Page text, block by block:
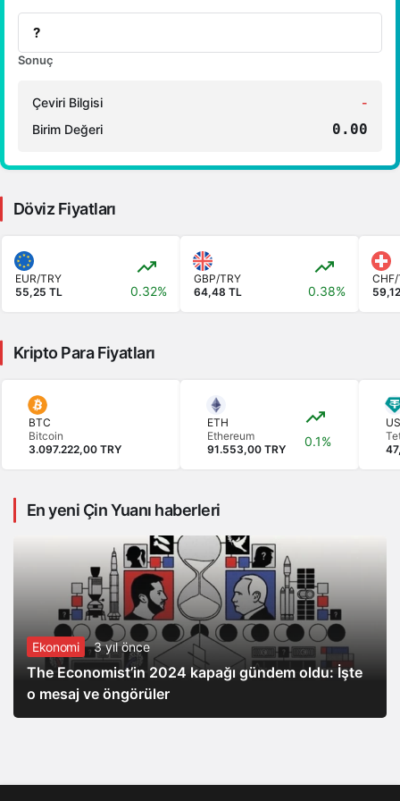
1 RUB Kaç TL ?
1 CNY Kaç TL ?
Sonuç
Çeviri Bilgisi
-
Birim Değeri
0.00
Döviz Fiyatları
EUR/TRY
55,25 TL
0.32%
GBP/TRY
64,48 TL
0.38%
Kripto Para Fiyatları
BTC
Bitcoin
3.097.222,00 TRY
ETH
Ethereum
91.553,00 TRY
0.1%
En yeni Çin Yuanı haberleri
Ekonomi 3 yıl önce
The Economist’in 2024 kapağı gündem oldu: İşte
o mesaj ve öngörüler